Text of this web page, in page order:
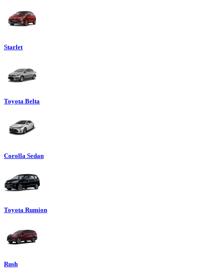
Starlet
Toyota Belta
Corolla Sedan
Toyota Rumion
Rush